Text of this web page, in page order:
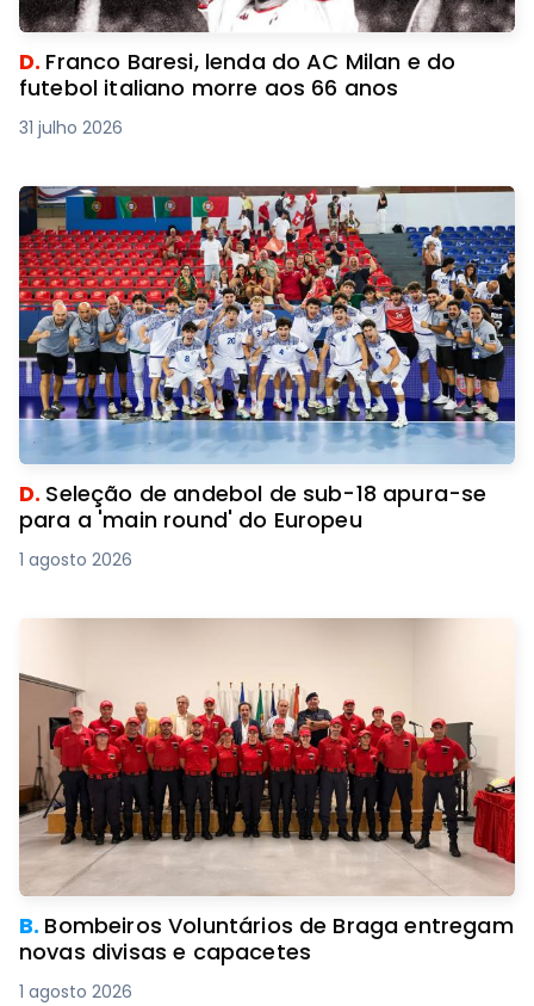
D. Franco Baresi, lenda do AC Milan e do
futebol italiano morre aos 66 anos
31 julho 2026
D. Seleção de andebol de sub-18 apura-se
para a 'main round' do Europeu
1 agosto 2026
B. Bombeiros Voluntários de Braga entregam
novas divisas e capacetes
1 agosto 2026